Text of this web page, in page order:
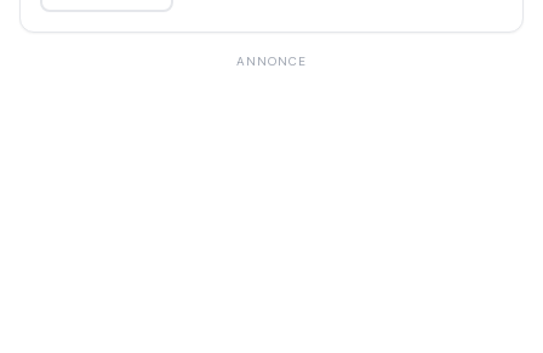
ANNONCE